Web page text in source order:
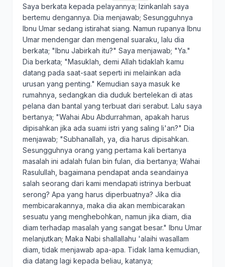
Saya berkata kepada pelayannya; Izinkanlah saya
bertemu dengannya. Dia menjawab; Sesungguhnya
Ibnu Umar sedang istirahat siang. Namun rupanya Ibnu
Umar mendengar dan mengenal suaraku, lalu dia
berkata; "Ibnu Jabirkah itu?" Saya menjawab; "Ya."
Dia berkata; "Masuklah, demi Allah tidaklah kamu
datang pada saat-saat seperti ini melainkan ada
urusan yang penting." Kemudian saya masuk ke
rumahnya, sedangkan dia duduk bertelekan di atas
pelana dan bantal yang terbuat dari serabut. Lalu saya
bertanya; "Wahai Abu Abdurrahman, apakah harus
dipisahkan jika ada suami istri yang saling li'an?" Dia
menjawab; "Subhanallah, ya, dia harus dipisahkan.
Sesungguhnya orang yang pertama kali bertanya
masalah ini adalah fulan bin fulan, dia bertanya; Wahai
Rasulullah, bagaimana pendapat anda seandainya
salah seorang dari kami mendapati istrinya berbuat
serong? Apa yang harus diperbuatnya? Jika dia
membicarakannya, maka dia akan membicarakan
sesuatu yang menghebohkan, namun jika diam, dia
diam terhadap masalah yang sangat besar." Ibnu Umar
melanjutkan; Maka Nabi shallallahu 'alaihi wasallam
diam, tidak menjawab apa-apa. Tidak lama kemudian,
dia datang lagi kepada beliau, katanya;